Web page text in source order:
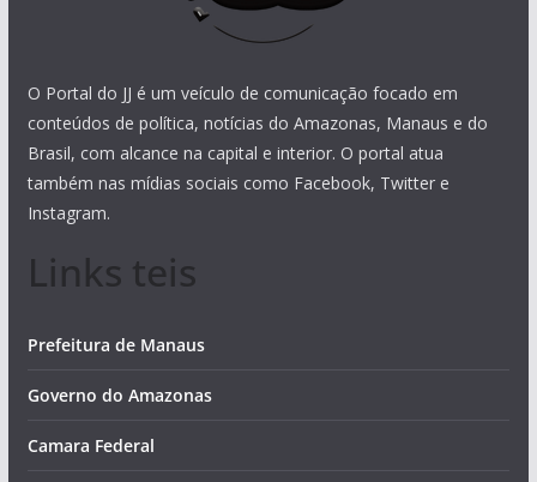
O Portal do JJ é um veículo de comunicação focado em
conteúdos de política, notícias do Amazonas, Manaus e do
Brasil, com alcance na capital e interior. O portal atua
também nas mídias sociais como Facebook, Twitter e
Instagram.
Links teis
Prefeitura de Manaus
Governo do Amazonas
Camara Federal